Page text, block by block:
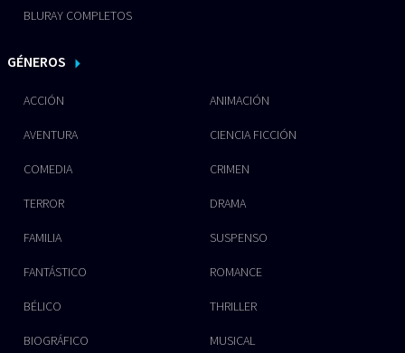
BLURAY COMPLETOS
GÉNEROS
ACCIÓN ANIMACIÓN
AVENTURA CIENCIA FICCIÓN
COMEDIA CRIMEN
TERROR DRAMA
FAMILIA SUSPENSO
FANTÁSTICO ROMANCE
BÉLICO THRILLER
BIOGRÁFICO MUSICAL